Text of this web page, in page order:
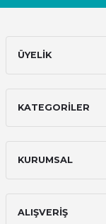
ÜYELİK
KATEGORİLER
KURUMSAL
ALIŞVERİŞ